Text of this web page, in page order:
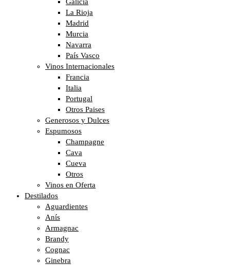
La Rioja
Madrid
Murcia
Navarra
País Vasco
Vinos Internacionales
Francia
Italia
Portugal
Otros Paises
Generosos y Dulces
Espumosos
Champagne
Cava
Cueva
Otros
Vinos en Oferta
Destilados
Aguardientes
Anís
Armagnac
Brandy
Cognac
Ginebra